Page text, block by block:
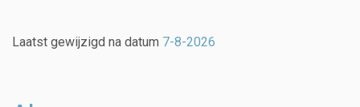
Laatst gewijzigd na datum 7-8-2026